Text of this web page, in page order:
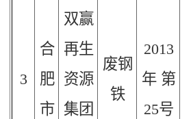
3
合
肥
市
双赢
再生
资源
集团
废钢
铁
2013
年 第
25号